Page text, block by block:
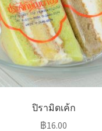
ปิรามิดเค้ก
฿16.00